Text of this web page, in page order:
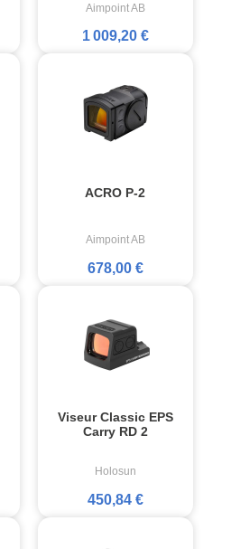
Aimpoint AB
1 009,20 €
ACRO P-2
Aimpoint AB
678,00 €
Viseur Classic EPS
Carry RD 2
Holosun
450,84 €